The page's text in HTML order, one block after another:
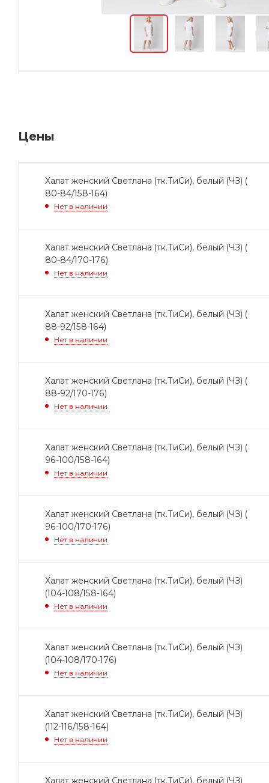
Цены
Халат женский Светлана (тк.ТиСи), белый (ЧЗ) (
80-84/158-164)
Нет в наличии
Халат женский Светлана (тк.ТиСи), белый (ЧЗ) (
80-84/170-176)
Нет в наличии
Халат женский Светлана (тк.ТиСи), белый (ЧЗ) (
88-92/158-164)
Нет в наличии
Халат женский Светлана (тк.ТиСи), белый (ЧЗ) (
88-92/170-176)
Нет в наличии
Халат женский Светлана (тк.ТиСи), белый (ЧЗ) (
96-100/158-164)
Нет в наличии
Халат женский Светлана (тк.ТиСи), белый (ЧЗ) (
96-100/170-176)
Нет в наличии
Халат женский Светлана (тк.ТиСи), белый (ЧЗ)
(104-108/158-164)
Нет в наличии
Халат женский Светлана (тк.ТиСи), белый (ЧЗ)
(104-108/170-176)
Нет в наличии
Халат женский Светлана (тк.ТиСи), белый (ЧЗ)
(112-116/158-164)
Нет в наличии
Халат женский Светлана (тк.ТиСи), белый (ЧЗ)